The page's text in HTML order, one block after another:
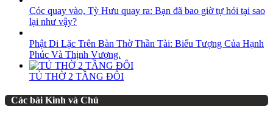
Cóc quay vào, Tỳ Hưu quay ra: Bạn đã bao giờ tự hỏi tại sao
lại như vậy?
Phật Di Lặc Trên Bàn Thờ Thần Tài: Biểu Tượng Của Hạnh
Phúc Và Thịnh Vượng.
TỦ THỜ 2 TẦNG ĐÔI
Các bài Kinh và Chú